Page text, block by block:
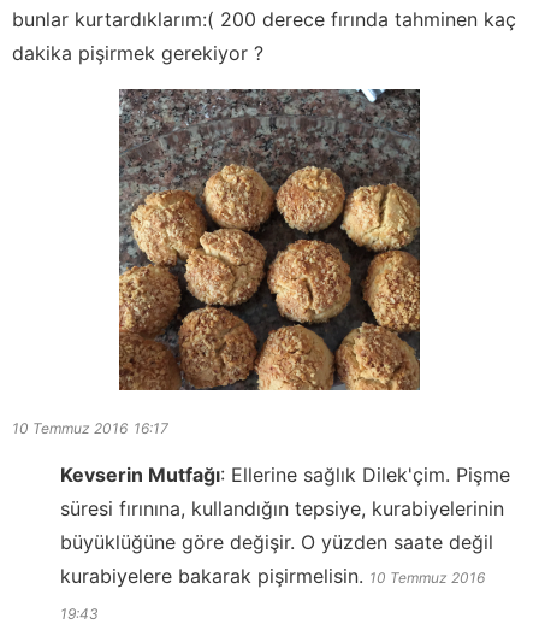
bunlar kurtardıklarım:( 200 derece fırında tahminen kaç
dakika pişirmek gerekiyor ?
10 Temmuz 2016 16:17
Kevserin Mutfağı: Ellerine sağlık Dilek'çim. Pişme
süresi fırınına, kullandığın tepsiye, kurabiyelerinin
büyüklüğüne göre değişir. O yüzden saate değil
kurabiyelere bakarak pişirmelisin. 10 Temmuz 2016
19:43